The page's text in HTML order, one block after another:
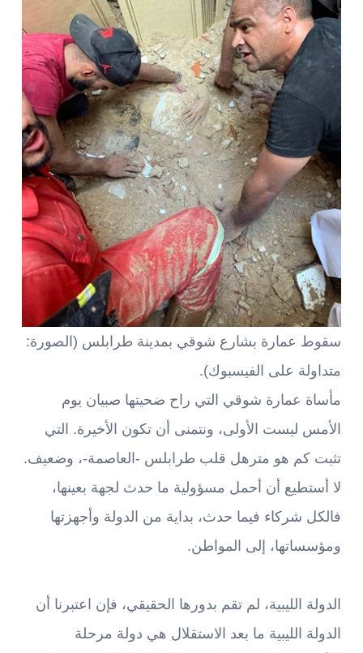
سقوط عمارة بشارع شوقي بمدينة طرابلس (الصورة:
متداولة على الفيسبوك).
مأساة عمارة شوقي التي راح ضحيتها صبيان يوم
الأمس ليست الأولى، ونتمنى أن تكون الأخيرة. التي
تثبت كم هو مترهل قلب طرابلس -العاصمة-، وضعيف.
لا أستطيع أن أحمل مسؤولية ما حدث لجهة بعينها،
فالكل شركاء فيما حدث، بداية من الدولة وأجهزتها
ومؤسساتها، إلى المواطن.
الدولة الليبية، لم تقم بدورها الحقيقي، فإن اعتبرنا أن
الدولة الليبية ما بعد الاستقلال هي دولة مرحلة